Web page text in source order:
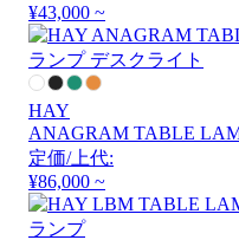
¥43,000 ~
HAY
ANAGRAM TABLE
定価/上代:
¥86,000 ~